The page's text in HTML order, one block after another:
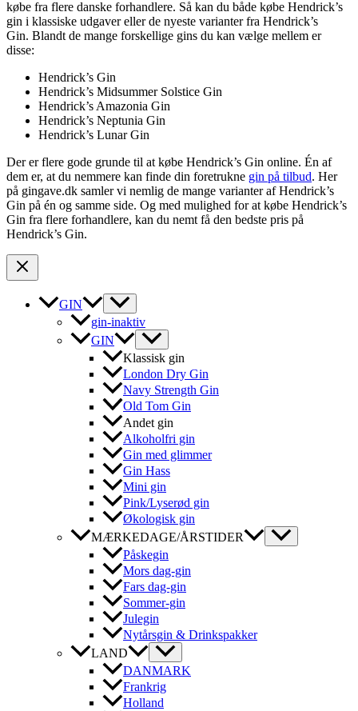
købe fra flere danske forhandlere. Så kan du både købe Hendrick’s
gin i klassiske udgaver eller de nyeste varianter fra Hendrick’s
Gin. Blandt de mange forskellige gins du kan vælge mellem er
disse:
Hendrick’s Gin
Hendrick’s Midsummer Solstice Gin
Hendrick’s Amazonia Gin
Hendrick’s Neptunia Gin
Hendrick’s Lunar Gin
Der er flere gode grunde til at købe Hendrick’s Gin online. Én af
dem er, at du nemmere kan finde din foretrukne gin på tilbud. Her
på gingave.dk samler vi nemlig de mange varianter af Hendrick’s
Gin på én og samme side. Og med mulighed for at købe Hendrick’s
Gin fra flere forhandlere, kan du nemt få den bedste pris på
Hendrick’s Gin.
GIN
gin-inaktiv
GIN
Klassisk gin
London Dry Gin
Navy Strength Gin
Old Tom Gin
Andet gin
Alkoholfri gin
Gin med glimmer
Gin Hass
Mini gin
Pink/Lyserød gin
Økologisk gin
MÆRKEDAGE/ÅRSTIDER
Påskegin
Mors dag-gin
Fars dag-gin
Sommer-gin
Julegin
Nytårsgin & Drinkspakker
LAND
DANMARK
Frankrig
Holland